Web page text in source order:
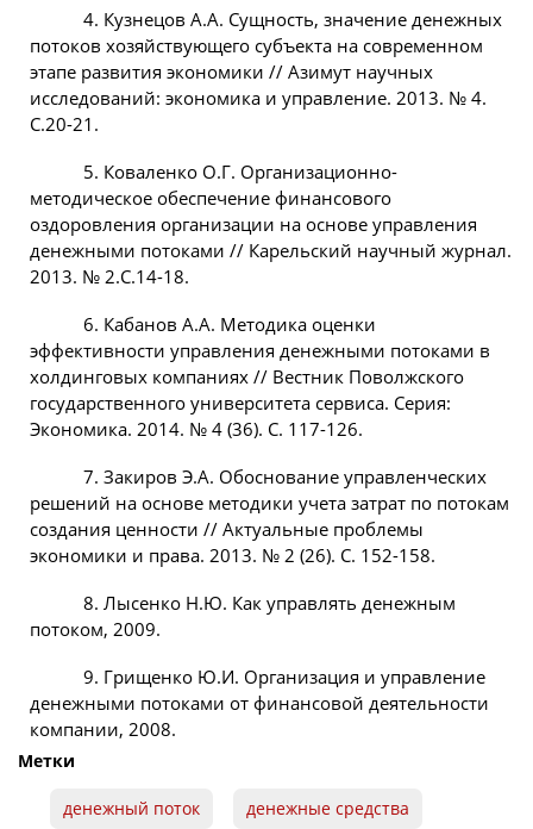
4. Кузнецов А.А. Сущность, значение денежных
потоков хозяйствующего субъекта на современном
этапе развития экономики // Азимут научных
исследований: экономика и управление. 2013. № 4.
С.20-21.
5. Коваленко О.Г. Организационно-
методическое обеспечение финансового
оздоровления организации на основе управления
денежными потоками // Карельский научный журнал.
2013. № 2.С.14-18.
6. Кабанов А.А. Методика оценки
эффективности управления денежными потоками в
холдинговых компаниях // Вестник Поволжского
государственного университета сервиса. Серия:
Экономика. 2014. № 4 (36). С. 117-126.
7. Закиров Э.А. Обоснование управленческих
решений на основе методики учета затрат по потокам
создания ценности // Актуальные проблемы
экономики и права. 2013. № 2 (26). С. 152-158.
8. Лысенко Н.Ю. Как управлять денежным
потоком, 2009.
9. Грищенко Ю.И. Организация и управление
денежными потоками от финансовой деятельности
компании, 2008.
Метки
денежный поток денежные средства